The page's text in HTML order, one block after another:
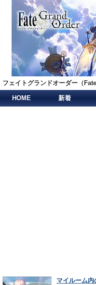
フェイトグランドオーダー（
HOME 新着
マイルーム